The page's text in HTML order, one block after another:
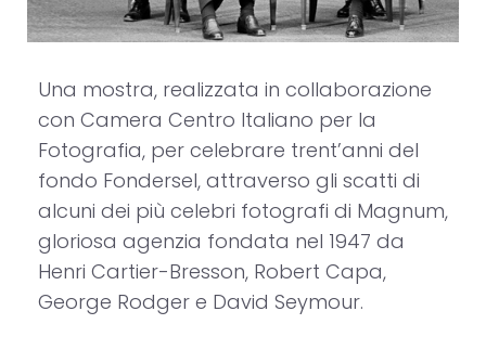
Una mostra, realizzata in collaborazione
con Camera Centro Italiano per la
Fotografia, per celebrare trent’anni del
fondo Fondersel, attraverso gli scatti di
alcuni dei più celebri fotografi di Magnum,
gloriosa agenzia fondata nel 1947 da
Henri Cartier-Bresson, Robert Capa,
George Rodger e David Seymour.